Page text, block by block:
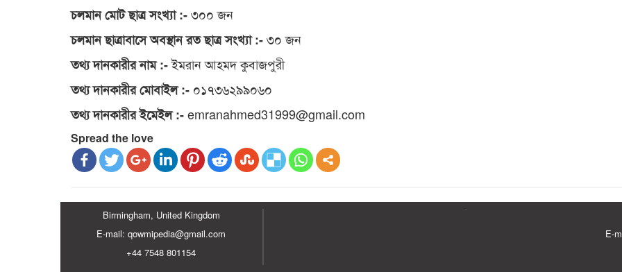
চলমান মোট ছাত্র সংখ্যা :-৩০০ জন
চলমান ছাত্রাবাসে অবস্থান রত ছাত্র সংখ্যা :-৩০ জন
তথ্য দানকারীর নাম :-ইমরান আহমদ কুবাজপুরী
তথ্য দানকারীর মোবাইল :- ০১৭৩৬২৯৯০৬০
তথ্য দানকারীর ইমেইল :-emranahmed31999@gmail.com
Spread the love
Birmingham, United Kingdom
E-mail: qowmipedia@gmail.com
+44 7548 801154
E-